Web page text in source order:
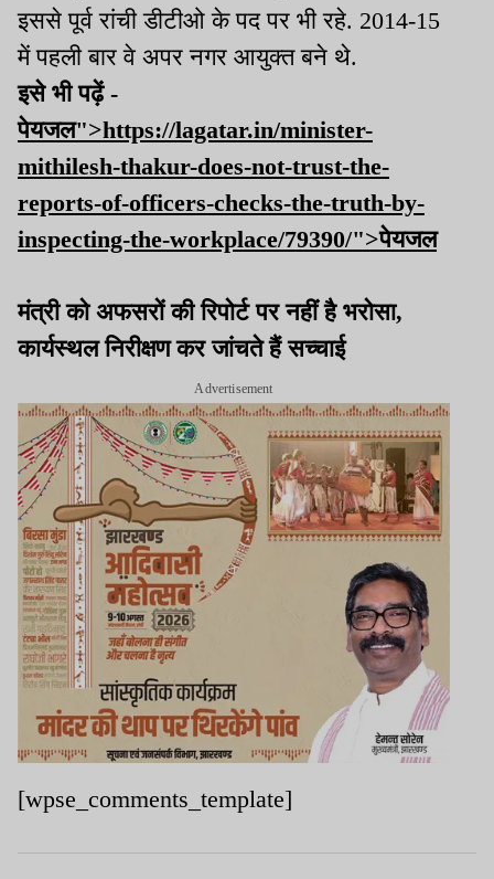
इससे पूर्व रांची डीटीओ के पद पर भी रहे. 2014-15
में पहली बार वे अपर नगर आयुक्त बने थे.
इसे भी पढ़ें -
पेयजल">https://lagatar.in/minister-
mithilesh-thakur-does-not-trust-the-
reports-of-officers-checks-the-truth-by-
inspecting-the-workplace/79390/">पेयजल
मंत्री को अफसरों की रिपोर्ट पर नहीं है भरोसा,
कार्यस्थल निरीक्षण कर जांचते हैं सच्चाई
Advertisement
[wpse_comments_template]